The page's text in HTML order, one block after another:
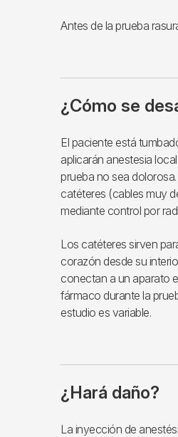
Antes de la prueba
¿Cómo se
El paciente está
aplicarán anestesia
prueba no sea
catéteres (cables muy
mediante control por
Los catéteres sirven
corazón desde su
conectan a un aparato
fármaco durante la
estudio es variable.
¿Hará daño?
La inyección de